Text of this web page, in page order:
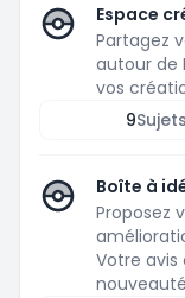
Espace
Partagez
autour de
vos
9Sujets
Boîte à
Proposez
Votre